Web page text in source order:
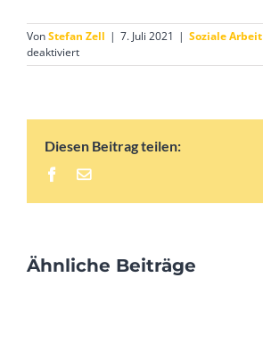
VonStefan Zell | 7. Juli 2021 | Soziale Arbeit
deaktiviertfür
Gartenarbeit
Diesen Beitrag teilen:
Facebook
E-
Ähnliche Beiträge